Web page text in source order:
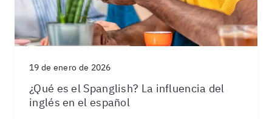
19 de enero de 2026
¿Qué es el Spanglish? La influencia del
inglés en el español